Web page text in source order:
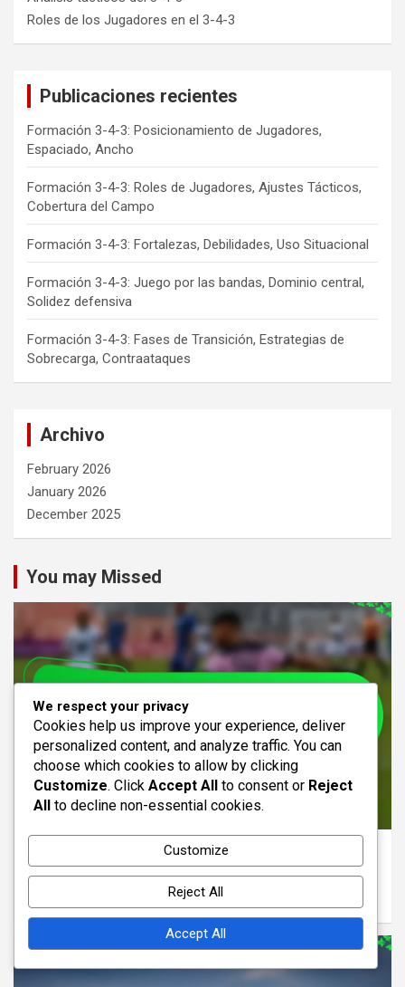
Roles de los Jugadores en el 3-4-3
Publicaciones recientes
Formación 3-4-3: Posicionamiento de Jugadores,
Espaciado, Ancho
Formación 3-4-3: Roles de Jugadores, Ajustes Tácticos,
Cobertura del Campo
Formación 3-4-3: Fortalezas, Debilidades, Uso Situacional
Formación 3-4-3: Juego por las bandas, Dominio central,
Solidez defensiva
Formación 3-4-3: Fases de Transición, Estrategias de
Sobrecarga, Contraataques
Archivo
February 2026
January 2026
December 2025
You may Missed
ANÁLISIS DE LA FORMACIÓN 3-4-3
Formación 3-4-3: Posicionamiento de
Jugadores, Espaciado, Ancho
Samuel Grayson
We respect your privacy
Cookies help us improve your experience, deliver
personalized content, and analyze traffic. You can
choose which cookies to allow by clicking
Customize. Click Accept All to consent or Reject
All to decline non-essential cookies.
Customize
Reject All
Accept All